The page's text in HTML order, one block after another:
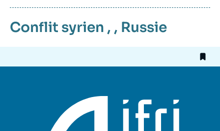
Conflit syrien , , Russie